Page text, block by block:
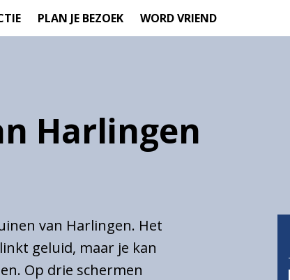
PLAN JE BEZOEK WORD VRIEND
Harlingen
van Harlingen. Het
geluid, maar je kan
Op drie schermen